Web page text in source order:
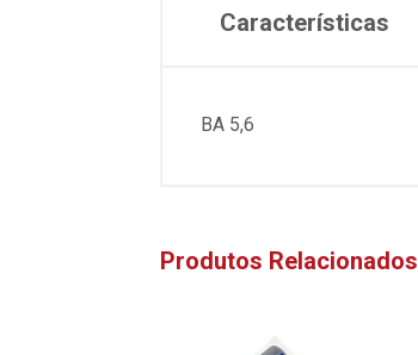
Características
BA 5,6
Produtos Relacionados